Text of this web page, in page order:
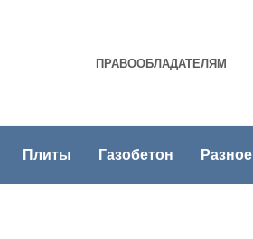
ПРАВООБЛАДАТЕЛЯМ
Плиты Газобетон Разное